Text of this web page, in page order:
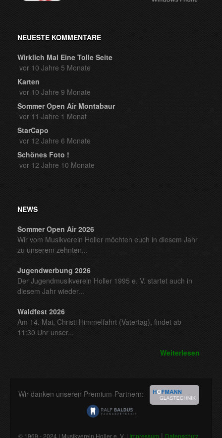
NEUESTE KOMMENTARE
Wirklich Mal Eine Tolle Seite
vor 10 Jahre 5 Monate
Karten
vor 10 Jahre 9 Monate
Sommer Open Air Montabaur
vor 11 Jahre 1 Monat
StarCapo
vor 12 Jahre 6 Monate
Schönes Foto !
vor 12 Jahre 10 Monate
NEWS
Sommer Open Air 2026
Wir vom Musikverein Holler möchten euch in diesem Jahr
zu unserem zehnten...
Jugendwerbung 2026
Der Jugendmusikverein Holler 1995 e. V. startet auch in
diesem Jahr wieder...
Waldfest 2026
Am 14. Mai, Christi Himmelfahrt (Vatertag), findet ab
11:30 Uhr unser...
Weiterlesen
Wir danken unseren Premium-Partnern:
© 1969 - 2024 | Musikverein Holler e. V. | Impressum | Datenschutz